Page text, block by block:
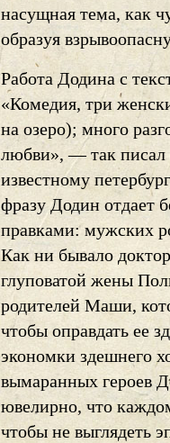
насущная тема, как
образуя
Работа Додина с
«Комедия, три
на озеро); много
любви», — так писал
известному
фразу Додин отдает
правками: мужских
Как ни бывало
глуповатой жены
родителей Маши,
чтобы оправдать ее
экономки здешнего
вымаранных героев
ювелирно, что
чтобы не выглядеть